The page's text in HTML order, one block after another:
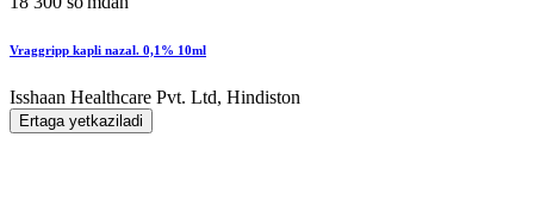
Vraggripp kapli nazal. 0,1% 10ml
Isshaan Healthcare Pvt. Ltd, Hindiston
Ertaga yetkaziladi